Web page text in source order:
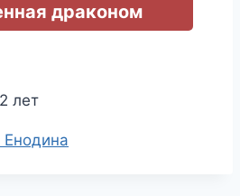
драконом
лет
Енодина